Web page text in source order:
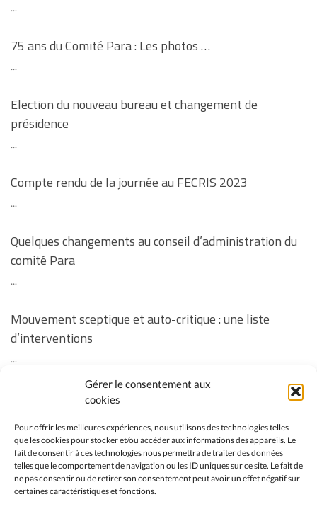
Gérer le consentement aux
cookies
Pour offrir les meilleures expériences, nous utilisons des technologies telles
que les cookies pour stocker et/ou accéder aux informations des appareils. Le
fait de consentir à ces technologies nous permettra de traiter des données
telles que le comportement de navigation ou les ID uniques sur ce site. Le fait de
ne pas consentir ou de retirer son consentement peut avoir un effet négatif sur
certaines caractéristiques et fonctions.
...
75 ans du Comité Para : Les photos …
...
Election du nouveau bureau et changement de
présidence
...
Compte rendu de la journée au FECRIS 2023
...
Quelques changements au conseil d’administration du
comité Para
...
Mouvement sceptique et auto-critique : une liste
d’interventions
...
Revoir la soirée « Vos questions sur la vaccination des
certaines questions
...
No event found!